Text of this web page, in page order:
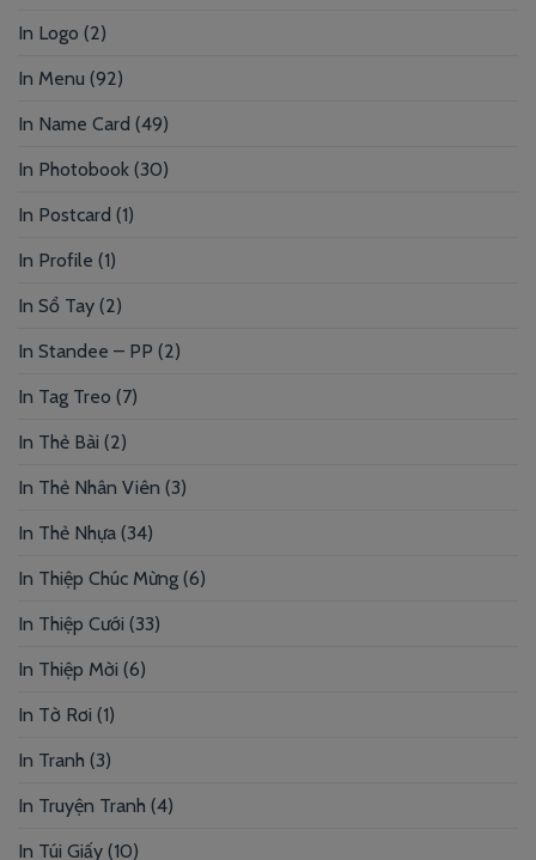
In Logo (2)
In Menu (92)
In Name Card (49)
In Photobook (30)
In Postcard (1)
In Profile (1)
In Sổ Tay (2)
In Standee – PP (2)
In Tag Treo (7)
In Thẻ Bài (2)
In Thẻ Nhân Viên (3)
In Thẻ Nhựa (34)
In Thiệp Chúc Mừng (6)
In Thiệp Cưới (33)
In Thiệp Mời (6)
In Tờ Rơi (1)
In Tranh (3)
In Truyện Tranh (4)
In Túi Giấy (10)